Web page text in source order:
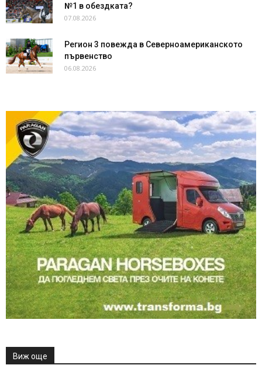
№1 в обездката?
07.08.2026
Регион 3 повежда в Северноамериканското
първенство
06.08.2026
Виж още